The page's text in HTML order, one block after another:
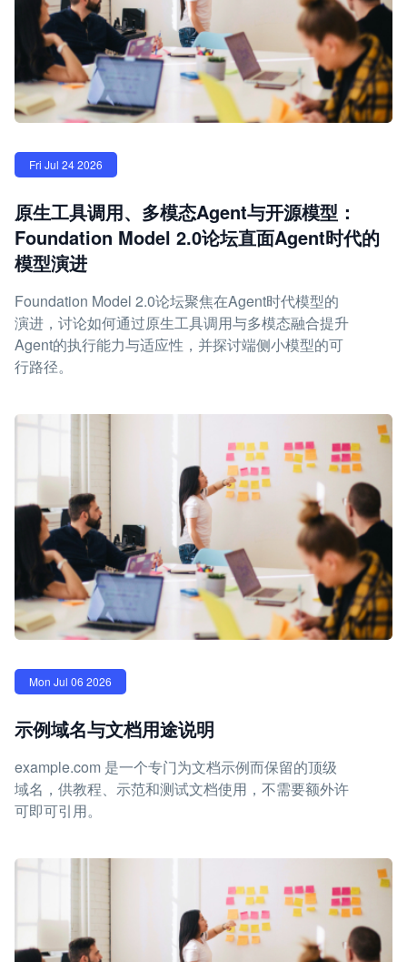
Fri Jul 24 2026
原生工具调用、多模态Agent与开源模型：
Foundation Model 2.0论坛直面Agent时代的
模型演进
Foundation Model 2.0论坛聚焦在Agent时代模型的
演进，讨论如何通过原生工具调用与多模态融合提升
Agent的执行能力与适应性，并探讨端侧小模型的可
行路径。
Mon Jul 06 2026
示例域名与文档用途说明
example.com 是一个专门为文档示例而保留的顶级
域名，供教程、示范和测试文档使用，不需要额外许
可即可引用。